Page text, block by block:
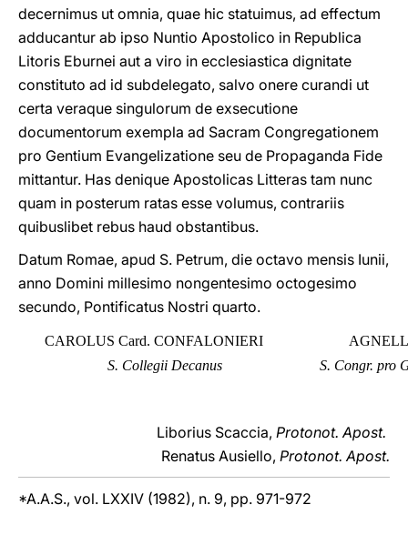
decernimus ut omnia, quae hic statuimus, ad effectum
adducantur ab ipso Nuntio Apostolico in Republica
Litoris Eburnei aut a viro in ecclesiastica dignitate
constituto ad id subdelegato, salvo onere curandi ut
certa veraque singulorum de exsecutione
documentorum exempla ad Sacram Congregationem
pro Gentium Evangelizatione seu de Propaganda Fide
mittantur. Has denique Apostolicas Litteras tam nunc
quam in posterum ratas esse volumus, contrariis
quibuslibet rebus haud obstantibus.
Datum Romae, apud S. Petrum, die octavo mensis Iunii,
anno Domini millesimo nongentesimo octogesimo
secundo, Pontificatus Nostri quarto.
CAROLUS Card. CONFALONIERI
S. Collegii Decanus
S. Congr. pro
Liborius Scaccia, Protonot. Apost.
Renatus Ausiello, Protonot. Apost.
*A.A.S., vol. LXXIV (1982), n. 9, pp. 971-972